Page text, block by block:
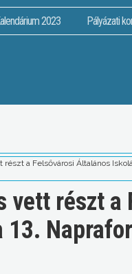
2023 Pályázati
részt a Felsővárosi Általános
vett részt a